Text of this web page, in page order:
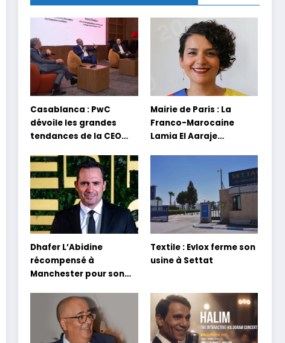
Casablanca : PwC
dévoile les grandes
tendances de la CEO
Mairie de Paris : La
Franco-Marocaine
Lamia El Aaraje
Dhafer L’Abidine
récompensé à
Manchester pour son
Textile : Evlox ferme son
usine à Settat